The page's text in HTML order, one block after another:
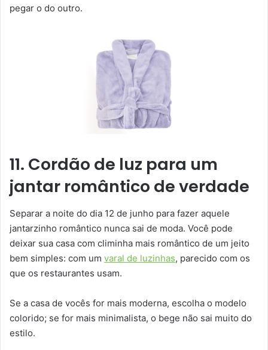
pegar o do outro.
11. Cordão de luz para um
jantar romântico de verdade
Separar a noite do dia 12 de junho para fazer aquele
jantarzinho romântico nunca sai de moda. Você pode
deixar sua casa com climinha mais romântico de um jeito
bem simples: com um varal de luzinhas, parecido com os
que os restaurantes usam.
Se a casa de vocês for mais moderna, escolha o modelo
colorido; se for mais minimalista, o bege não sai muito do
estilo.